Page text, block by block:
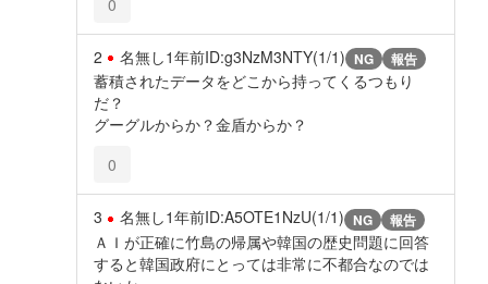
2 名無し1年前ID:g3NzM3NTY(1/1) NG 報告
蓄積されたデータをどこから持ってくるつもり
だ？
グーグルからか？金盾からか？
0
3 名無し1年前ID:A5OTE1NzU(1/1) NG 報告
ＡＩが正確に竹島の帰属や韓国の歴史問題に回答
すると韓国政府にとっては非常に不都合なのでは